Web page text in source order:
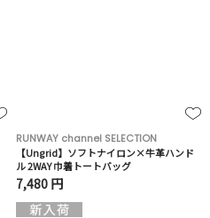
RUNWAY channel SELECTION
【Ungrid】ソフトナイロン×牛革ハンド
ル 2WAY 巾着トートバッグ
7,480 円